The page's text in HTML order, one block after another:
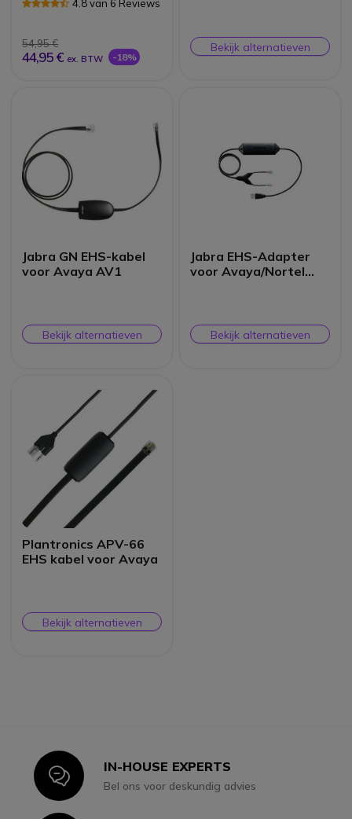
4.8 van 6 Reviews
54,95 €
44,95 € ex. BTW -18%
Bekijk alternatieven
Jabra GN EHS-kabel
voor Avaya AV1
Bekijk alternatieven
Jabra EHS-Adapter
voor Avaya/Nortel
Bekijk alternatieven
Plantronics APV-66
EHS kabel voor Avaya
Bekijk alternatieven
IconIN-HOUSE EXPERTS
Bel ons voor deskundig advies